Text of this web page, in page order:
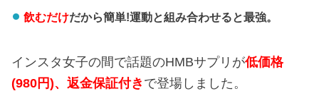
飲むだけだから簡単!運動と組み合わせると最強。
インスタ女子の間で話題のHMBサプリが低価格
(980円)、返金保証付き で登場しました。